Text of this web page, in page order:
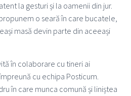
la gesturi și la oamenii din jur.
o seară în care bucatele,
masă devin parte din aceeași
în colaborare cu tineri ai
cu echipa Posticum.
în care munca comună și liniștea